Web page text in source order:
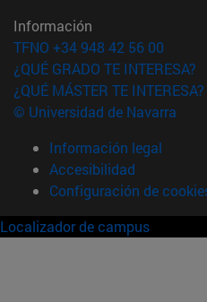
Información
TFNO +34 948 42 56 00
¿QUÉ GRADO TE INTERESA?
¿QUÉ MÁSTER TE INTERESA?
© Universidad de Navarra
Información legal
Accesibilidad
Configuración de
Localizador de campus